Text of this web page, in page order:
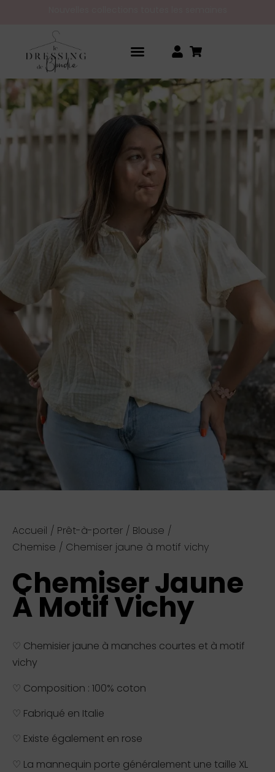
Accueil / Prêt-à-porter / Blouse /
Chemise / Chemiser jaune à motif vichy
Chemiser Jaune
À Motif Vichy
♡ Chemisier jaune à manches courtes et à motif
vichy
♡ Composition : 100% coton
♡ Fabriqué en Italie
♡ Existe également en rose
♡ La mannequin porte généralement une taille XL